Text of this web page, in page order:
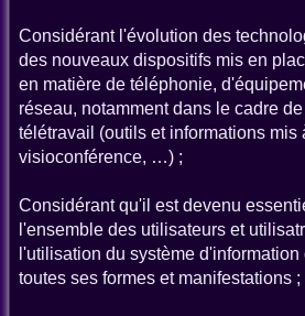
Considérant l'évolution des
des nouveaux dispositifs mis en
en matière de téléphonie,
réseau, notamment dans le cadre
télétravail (outils et informations mis
visioconférence, …) ;
Considérant qu'il est devenu
l'ensemble des utilisateurs et
l'utilisation du système
toutes ses formes et manifestations ;